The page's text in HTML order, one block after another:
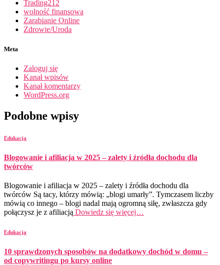
Trading212
wolność finansowa
Zarabianie Online
Zdrowie/Uroda
Meta
Zaloguj się
Kanał wpisów
Kanał komentarzy
WordPress.org
Podobne wpisy
Edukacja
Blogowanie i afiliacja w 2025 – zalety i źródła dochodu dla
twórców
Blogowanie i afiliacja w 2025 – zalety i źródła dochodu dla
twórców Są tacy, którzy mówią: „blogi umarły”. Tymczasem liczby
mówią co innego – blogi nadal mają ogromną siłę, zwłaszcza gdy
połączysz je z afiliacją Dowiedz się więcej…
Edukacja
10 sprawdzonych sposobów na dodatkowy dochód w domu –
od copywritingu po kursy online